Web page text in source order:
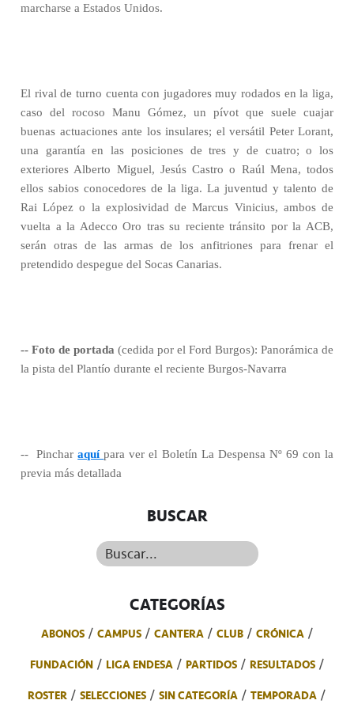
marcharse a Estados Unidos.
El rival de turno cuenta con jugadores muy rodados en la liga,
caso del rocoso Manu Gómez, un pívot que suele cuajar
buenas actuaciones ante los insulares; el versátil Peter Lorant,
una garantía en las posiciones de tres y de cuatro; o los
exteriores Alberto Miguel, Jesús Castro o Raúl Mena, todos
ellos sabios conocedores de la liga. La juventud y talento de
Rai López o la explosividad de Marcus Vinicius, ambos de
vuelta a la Adecco Oro tras su reciente tránsito por la ACB,
serán otras de las armas de los anfitriones para frenar el
pretendido despegue del Socas Canarias.
-- Foto de portada (cedida por el Ford Burgos): Panorámica de
la pista del Plantío durante el reciente Burgos-Navarra
-- Pincharaquípara ver el Boletín La Despensa Nº 69 con la
previa más detallada
BUSCAR
Buscar...
CATEGORÍAS
ABONOS CAMPUS CANTERA CLUB
CRÓNICA
FUNDACIÓN
LIGA ENDESA PARTIDOS
RESULTADOS
ROSTER
SELECCIONES SIN CATEGORÍA TEMPORADA